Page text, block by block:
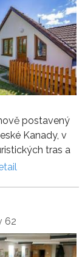
postavený
Kanady, v
tras a
62